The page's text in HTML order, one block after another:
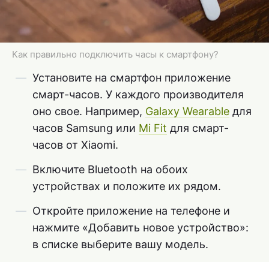
Как правильно подключить часы к смартфону?
Установите на смартфон приложение
смарт-часов. У каждого производителя
оно свое. Например, Galaxy Wearable для
часов Samsung или Mi Fit для смарт-
часов от Xiaomi.
Включите Bluetooth на обоих
устройствах и положите их рядом.
Откройте приложение на телефоне и
нажмите «Добавить новое устройство»:
в списке выберите вашу модель.